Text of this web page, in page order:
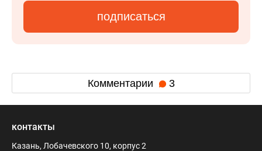
подписаться
Комментарии 3
контакты
Казань, Лобачевского 10, корпус 2